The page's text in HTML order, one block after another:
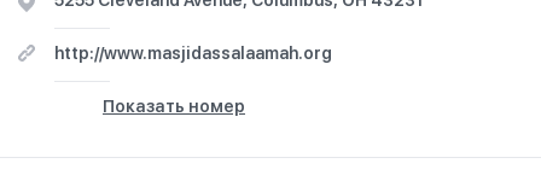
Prophet Muhammad (peace be upon him), according to
the way understood by the Salafu-Saalih (Pious
Predecessors). Based on phone call, old location was at:
3296 Westerville Road, Columbus, OH 43224.
http://www.masjidassalaamah.org
Показать номер